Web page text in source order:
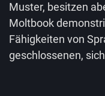
Muster, besitzen
Moltbook
Fähigkeiten von
geschlossenen,